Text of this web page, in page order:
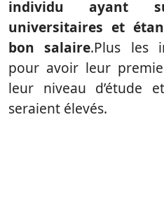
individu ayant
universitaires et
bon salaire.Plus les
pour avoir leur
leur niveau d’étude
seraient élevés.